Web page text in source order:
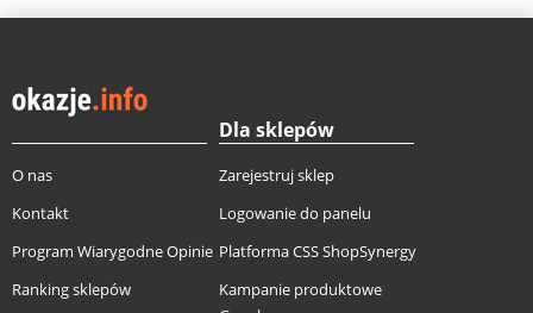
O nas
Kontakt
Program Wiarygodne Opinie
Ranking sklepów
Dla sklepów
Zarejestruj sklep
Logowanie do panelu
Platforma CSS ShopSynergy
Kampanie produktowe